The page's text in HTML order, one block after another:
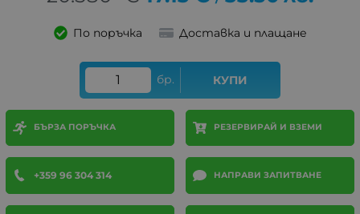
По поръчка Доставка и плащане
бр. КУПИ
БЪРЗА ПОРЪЧКА РЕЗЕРВИРАЙ И ВЗЕМИ
+359 96 304 314 НАПРАВИ ЗАПИТВАНЕ